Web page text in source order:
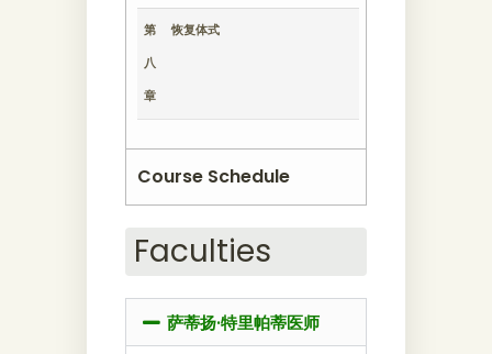
第
八
章
恢复体式
Course Schedule
Faculties
萨蒂扬·特里帕蒂医师